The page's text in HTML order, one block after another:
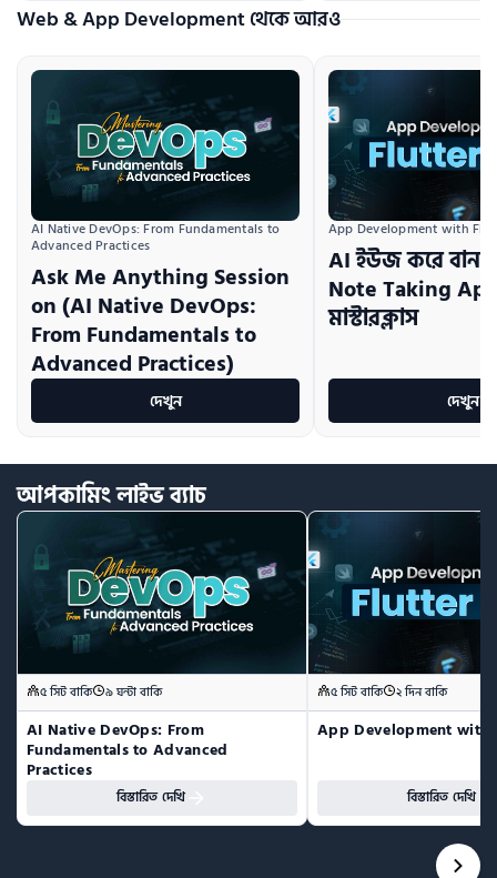
Web & App Development থেকে আরও
AI Native DevOps: From Fundamentals to
Advanced Practices
Ask Me Anything Session
on (AI Native DevOps:
From Fundamentals to
Advanced Practices)
দেখুন
App Development with
AI ইউজ করে
Note Taking
মাস্টারক্লাস
দেখুন
আপকামিংলাইভব্যাচ
৫ সিট বাকি ৯ ঘন্টা বাকি
AI Native DevOps: From
Fundamentals to Advanced
Practices
বিস্তারিত দেখি
৫ সিট বাকি ২ দিন বাকি
App Development with
বিস্তারিত দেখি